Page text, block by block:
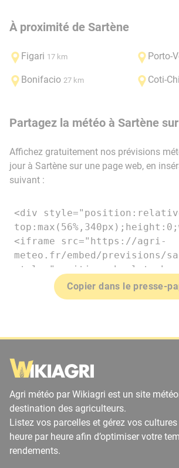
À proximité de Sartène
Figari 17 km Porto-
Bonifacio 27 km Coti-
Partagez la météo à Sartène
Affichez gratuitement nos prévisions
jour à Sartène sur une page web, en
suivant :
Copier dans le presse-
Agri météo par Wikiagri est un site
destination des agriculteurs.
Listez vos parcelles et gérez vos
heure par heure afin d’optimiser votre
rendements.